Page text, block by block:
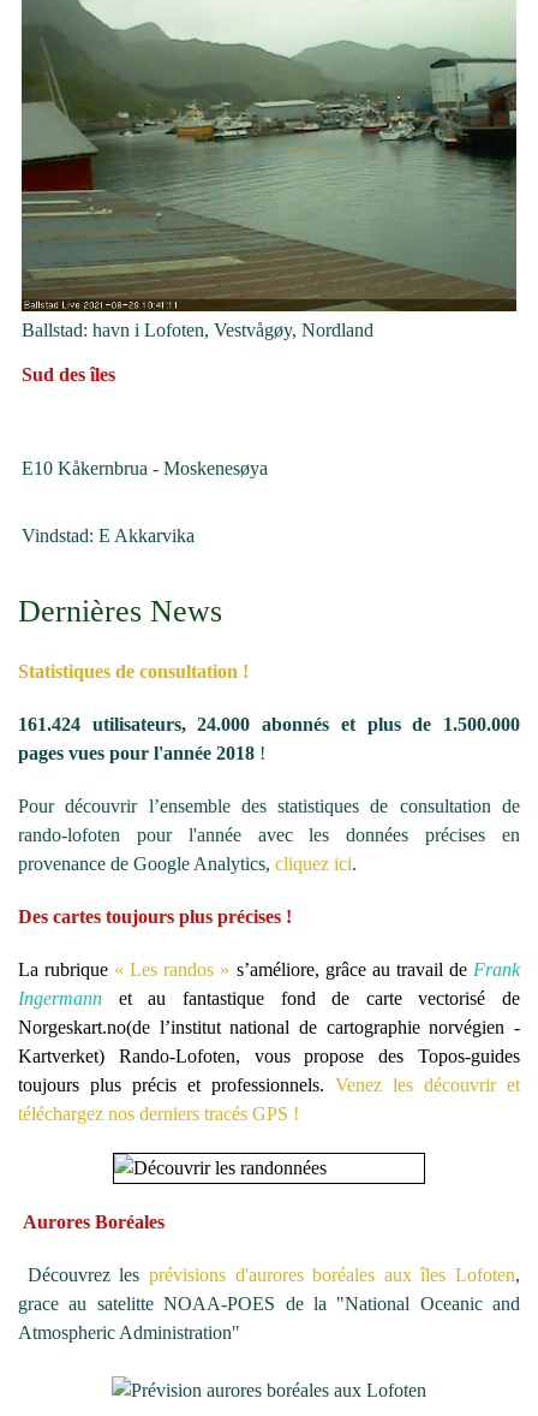
Ballstad: havn i Lofoten, Vestvågøy, Nordland
Sud des îles
E10 Kåkernbrua - Moskenesøya
Vindstad: E Akkarvika
Dernières News
Statistiques de consultation !
161.424 utilisateurs, 24.000 abonnés et plus de 1.500.000
pages vues pour l'année 2018 !
Pour découvrir l’ensemble des statistiques de consultation de
rando-lofoten pour l'année avec les données précises en
provenance de Google Analytics, cliquez ici.
Des cartes toujours plus précises !
La rubrique « Les randos » s’améliore, grâce au travail de Frank
Ingermann et au fantastique fond de carte vectorisé de
Norgeskart.no(de l’institut national de cartographie norvégien -
Kartverket) Rando-Lofoten, vous propose des Topos-guides
toujours plus précis et professionnels. Venez les découvrir et
téléchargez nos derniers tracés GPS !
Aurores Boréales
Découvrez les prévisions d'aurores boréales aux îles Lofoten,
grace au satelitte NOAA-POES de la "National Oceanic and
Atmospheric Administration"